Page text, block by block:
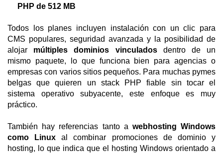
PHP de 512 MB
Todos los planes incluyen instalación con un clic para
CMS populares, seguridad avanzada y la posibilidad de
alojar múltiples dominios vinculadosdentro de un
mismo paquete, lo que funciona bien para agencias o
empresas con varios sitios pequeños. Para muchas pymes
belgas que quieren un stack PHP fiable sin tocar el
sistema operativo subyacente, este enfoque es muy
práctico.
También hay referencias tanto a webhosting Windows
como Linux al combinar promociones de dominio y
hosting, lo que indica que el hosting Windows orientado a